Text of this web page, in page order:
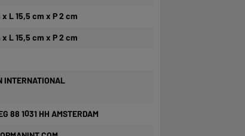
x L 15,5 cm x P 2 cm
x L 15,5 cm x P 2 cm
INTERNATIONAL
88 1031 HH AMSTERDAM